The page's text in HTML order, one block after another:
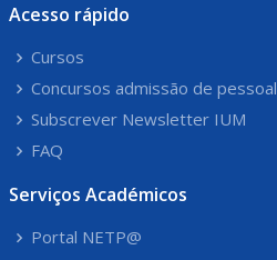
Acesso rápido
Cursos
Concursos admissão de pessoal
Subscrever Newsletter IUM
FAQ
Serviços Académicos
Portal NETP@